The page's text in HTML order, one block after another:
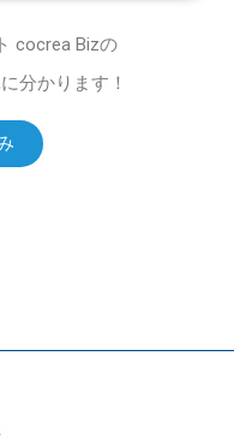
cocrea Bizの
分かります！